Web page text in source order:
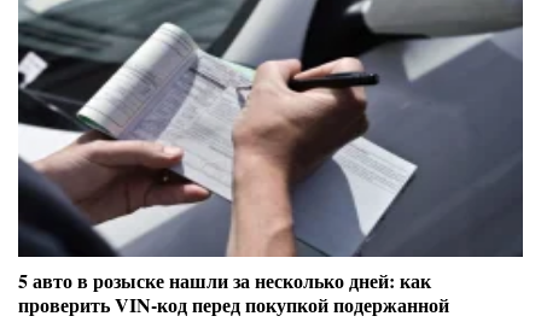
5 авто в розыске нашли за несколько дней: как
проверить VIN-код перед покупкой подержанной